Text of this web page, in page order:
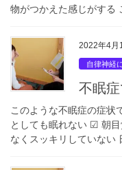
物がつかえた感じがする
2022年4月
自律神経
不眠
このような不眠症の症状
としても眠れない ☑︎ 朝
なくスッキリしていな